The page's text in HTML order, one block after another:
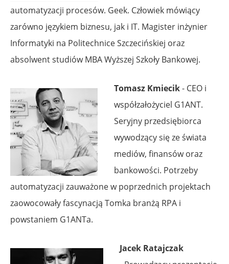
automatyzacji procesów. Geek. Człowiek mówiący
zarówno językiem biznesu, jak i IT. Magister inżynier
Informatyki na Politechnice Szczecińskiej oraz
absolwent studiów MBA Wyższej Szkoły Bankowej.
Tomasz Kmiecik- CEO i
współzałożyciel G1ANT.
Seryjny przedsiębiorca
wywodzący się ze świata
mediów, finansów oraz
bankowości. Potrzeby
automatyzacji zauważone w poprzednich projektach
zaowocowały fascynacją Tomka branżą RPA i
powstaniem G1ANTa.
Jacek Ratajczak